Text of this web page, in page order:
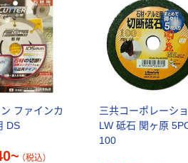
ファインカ
DS
（税込）
三共コーポレーシ
LW 砥石 関ヶ原
100